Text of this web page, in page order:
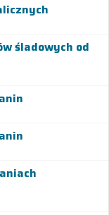
śladowych od